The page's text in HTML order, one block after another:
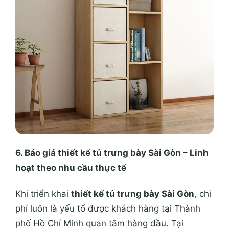
6. Báo giá thiết kế tủ trưng bày Sài Gòn – Linh
hoạt theo nhu cầu thực tế
Khi triển khai thiết kế tủ trưng bày Sài Gòn, chi
phí luôn là yếu tố được khách hàng tại Thành
phố Hồ Chí Minh quan tâm hàng đầu. Tại